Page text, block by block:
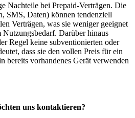
Nachteile bei Prepaid-Verträgen. Die
SMS, Daten) können tendenziell
Verträgen, was sie weniger geeignet
Darüber hinaus
Regel keine subventionierten oder
dass sie den vollen Preis für ein
bereits vorhandenes Gerät verwenden
uns kontaktieren?